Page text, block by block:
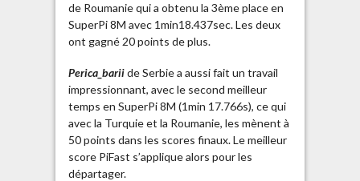
de Roumanie qui a obtenu la 3ème place en
SuperPi 8M avec 1min18.437sec. Les deux
ont gagné 20 points de plus.
Perica_bariide Serbie a aussi fait un travail
impressionnant, avec le second meilleur
temps en SuperPi 8M (1min 17.766s), ce qui
avec la Turquie et la Roumanie, les mènent à
50 points dans les scores finaux. Le meilleur
score PiFast s’applique alors pour les
départager.